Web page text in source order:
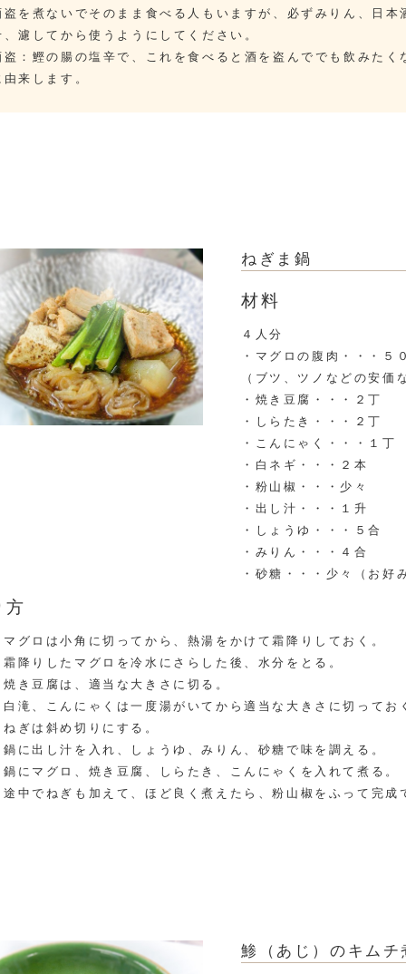
盗を煮ないでそのまま食べる人もいますが、必ずみりん、日本
、濾してから使うようにしてください。
盗：鰹の腸の塩辛で、これを食べると酒を盗んででも飲みたく
由来します。
ねぎま鍋
材料
４人分
・マグロの腹肉・・・５
（ブツ、ツノなどの安価
・焼き豆腐・・・２丁
・しらたき・・・２丁
・こんにゃく・・・１丁
・白ネギ・・・２本
・粉山椒・・・少々
・出し汁・・・１升
・しょうゆ・・・５合
・みりん・・・４合
・砂糖・・・少々（お好
方
マグロは小角に切ってから、熱湯をかけて霜降りしておく。
霜降りしたマグロを冷水にさらした後、水分をとる。
焼き豆腐は、適当な大きさに切る。
白滝、こんにゃくは一度湯がいてから適当な大きさに切ってお
ねぎは斜め切りにする。
鍋に出し汁を入れ、しょうゆ、みりん、砂糖で味を調える。
鍋にマグロ、焼き豆腐、しらたき、こんにゃくを入れて煮る。
途中でねぎも加えて、ほど良く煮えたら、粉山椒をふって完成
鯵（あじ）のキムチ